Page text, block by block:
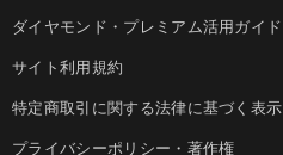
ダイヤモンド・プレミアム活用ガイド
サイト利用規約
特定商取引に関する法律に基づく表示
プライバシーポリシー・著作権